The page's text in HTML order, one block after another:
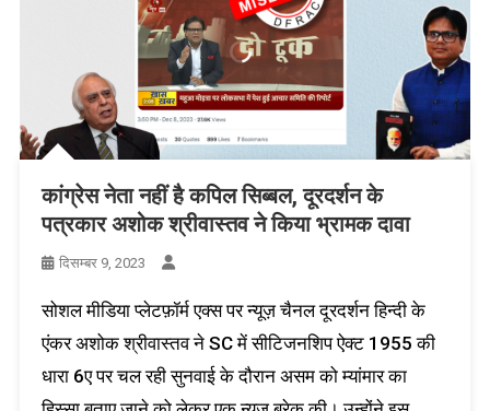
कांग्रेस नेता नहीं है कपिल सिब्बल, दूरदर्शन के
पत्रकार अशोक श्रीवास्तव ने किया भ्रामक दावा
दिसम्बर 9, 2023
सोशल मीडिया प्लेटफ़ॉर्म एक्स पर न्यूज़ चैनल दूरदर्शन हिन्दी के
एंकर अशोक श्रीवास्तव ने SC में सीटिजनशिप ऐक्ट 1955 की
धारा 6ए पर चल रही सुनवाई के दौरान असम को म्यांमार का